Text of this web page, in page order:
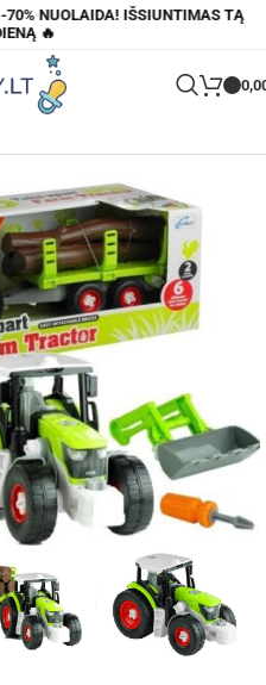
70% NUOLAIDA! IŠSIUNTIMAS TĄ
🔥
traktorius su medienos priekaba